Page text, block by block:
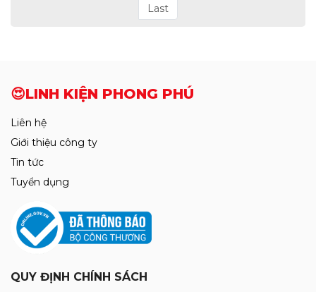
Last
😍LINH KIỆN PHONG PHÚ
Liên hệ
Giới thiệu công ty
Tin tức
Tuyển dụng
QUY ĐỊNH CHÍNH SÁCH